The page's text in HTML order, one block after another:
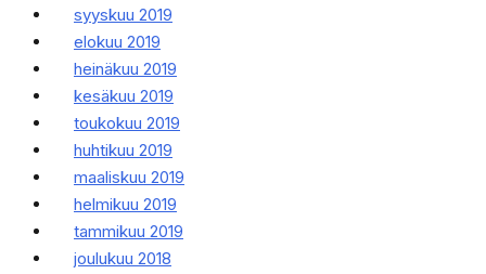
syyskuu 2019
elokuu 2019
heinäkuu 2019
kesäkuu 2019
toukokuu 2019
huhtikuu 2019
maaliskuu 2019
helmikuu 2019
tammikuu 2019
joulukuu 2018